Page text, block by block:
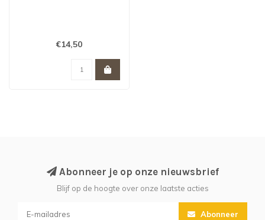
€14,50
Abonneer je op onze nieuwsbrief
Blijf op de hoogte over onze laatste acties
Abonneer